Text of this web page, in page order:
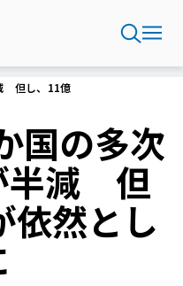
但し、11億
国の多次
半減 但
依然とし